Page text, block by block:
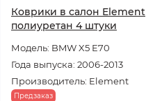
Коврики в салон Element
полиуретан 4 штуки
Модель: BMW X5 E70
Года выпуска: 2006-2013
Производитель: Element
Предзаказ